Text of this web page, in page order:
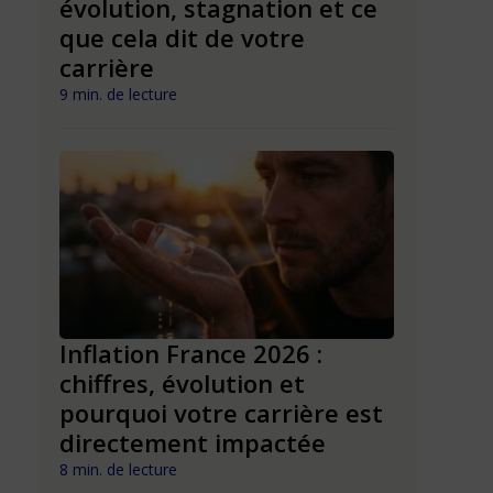
évolution, stagnation et ce
que cela dit de votre
carrière
9 min. de lecture
Inflation France 2026 :
chiffres, évolution et
pourquoi votre carrière est
directement impactée
8 min. de lecture